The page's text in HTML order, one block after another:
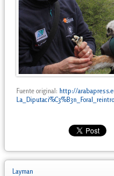
Fuente original: http://
Layman